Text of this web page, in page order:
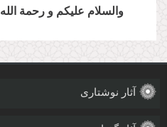
والسلام علیكم و رحمة الله
آثار نوشتاری